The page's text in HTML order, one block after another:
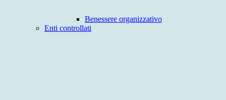
Benessere organizzativo
Enti controllati